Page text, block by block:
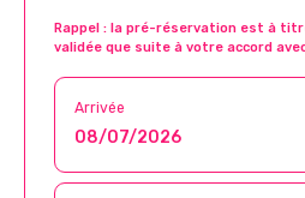
Rappel : la pré-réservation est à
validée que suite à votre accord
Arrivée